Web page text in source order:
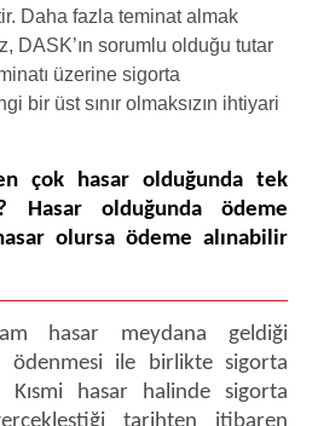
Daha fazla teminat almak
DASK’ın sorumlu olduğu tutar
üzerine sigorta
bir üst sınır olmaksızın ihtiyari
çok hasar olduğunda tek
Hasar olduğunda ödeme
olursa ödeme alınabilir
hasar meydana geldiği
ödenmesi ile birlikte sigorta
hasar halinde sigorta